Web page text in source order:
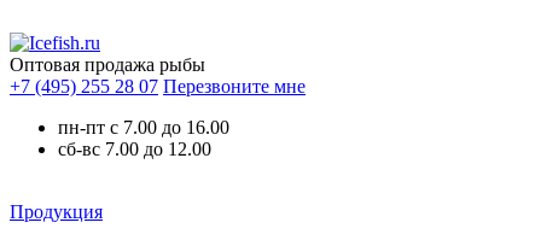
Оптовая продажа рыбы
+7 (495) 255 28 07 Перезвоните мне
пн-пт с 7.00 до 16.00
сб-вс 7.00 до 12.00
Продукция